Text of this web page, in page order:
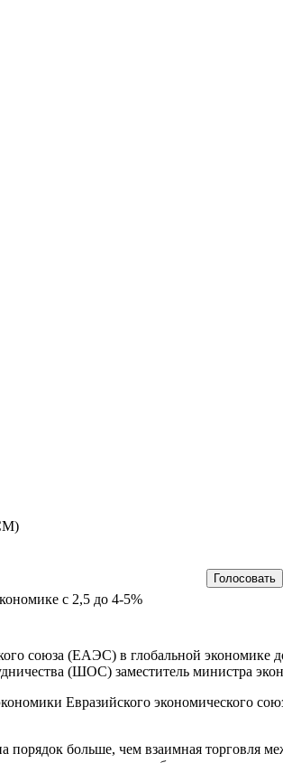
с 2,5 до 4-5%
союза (ЕАЭС) в глобальной экономике
(ШОС) заместитель министра
Евразийского экономического
больше, чем взаимная торговля